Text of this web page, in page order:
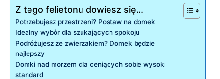
Z tego felietonu dowiesz się...
Potrzebujesz przestrzeni? Postaw na domek
Idealny wybór dla szukających spokoju
Podróżujesz ze zwierzakiem? Domek będzie
najlepszy
Domki nad morzem dla ceniących sobie wysoki
standard